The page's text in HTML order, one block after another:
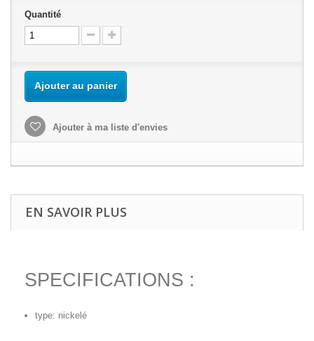
Quantité
Ajouter au panier
Ajouter à ma liste d'envies
EN SAVOIR PLUS
SPECIFICATIONS :
type: nickelé